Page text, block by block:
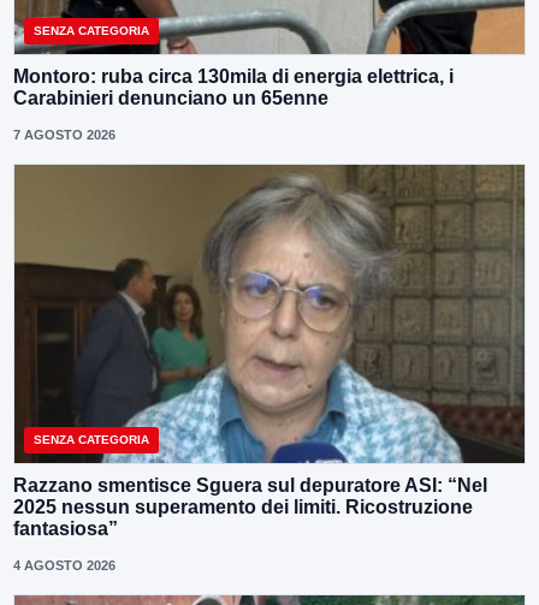
SENZA CATEGORIA
Montoro: ruba circa 130mila di energia elettrica, i
Carabinieri denunciano un 65enne
7 AGOSTO 2026
SENZA CATEGORIA
Razzano smentisce Sguera sul depuratore ASI: “Nel
2025 nessun superamento dei limiti. Ricostruzione
fantasiosa”
4 AGOSTO 2026